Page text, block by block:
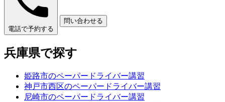
電話で予約する
問い合わせる
兵庫県で探す
姫路市のペーパードライバー講習
神戸市西区のペーパードライバー講習
尼崎市のペーパードライバー講習